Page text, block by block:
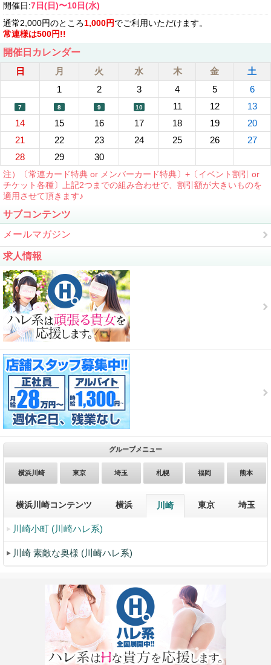
開催日:7日(日)〜10日(水)
通常2,000円のところ1,000円でご利用いただけます。
常連様は500円!!
開催日カレンダー
日 月 火 水 木 金
土
1
2 3 4 5 6
7 8 9 10 11 12
13
14
15 16 17 18 19
20
21
22 23 24 25 26
27
28
29 30
注）〔常連カード特典 or メンバーカード特典〕+〔イベント割引 or
チケット各種〕上記2つまでの組み合わせで、割引額が大きいものを
適用させて頂きます♪
サブコンテンツ
メールマガジン
求人情報
グループメニュー
横浜川崎 東京 埼玉 札幌 福岡 熊本
横浜川崎コンテンツ 横浜 川崎 東京 埼玉
川崎小町 (川崎ハレ系)
川崎 素敵な奥様 (川崎ハレ系)